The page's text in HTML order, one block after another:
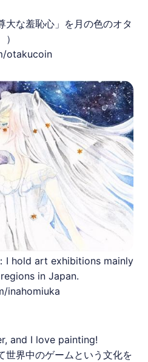
大な羞恥心」を月の色のオタ
otakucoin
I hold art exhibitions mainly
in Japan.
inahomiuka
and I love painting!
世界中のゲームという文化を